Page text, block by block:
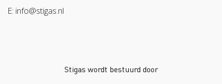
E: info@stigas.nl
Stigas wordt bestuurd door